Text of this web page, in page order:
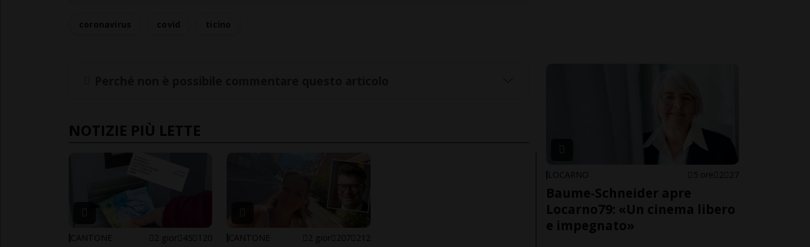
NOTIZIE PIÙ LETTE
CANTONE 2 gior 45 120 CANTONE 2 gior 207 212
LOCARNO 5 ore 2 27
Baume-Schneider apre
Locarno79: «Un cinema libero
e impegnato»